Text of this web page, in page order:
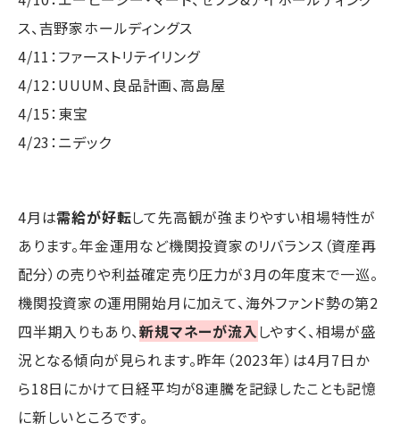
ス、吉野家ホールディングス
4/11：ファーストリテイリング
4/12：UUUM、良品計画、高島屋
4/15：東宝
4/23：ニデック
4月は需給が好転して先高観が強まりやすい相場特性が
あります。年金運用など機関投資家のリバランス（資産再
配分）の売りや利益確定売り圧力が3月の年度末で一巡。
機関投資家の運用開始月に加えて、海外ファンド勢の第2
四半期入りもあり、新規マネーが流入しやすく、相場が盛
況となる傾向が見られます。昨年（2023年）は4月7日か
ら18日にかけて日経平均が8連騰を記録したことも記憶
に新しいところです。